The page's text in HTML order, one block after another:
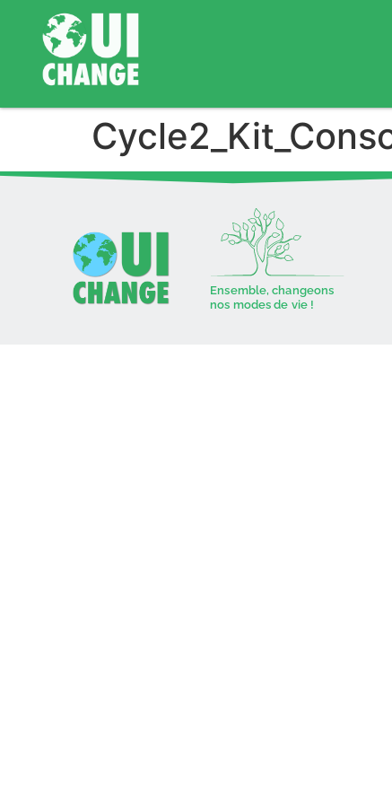
Ensemble, changeons
nos modes de vie !